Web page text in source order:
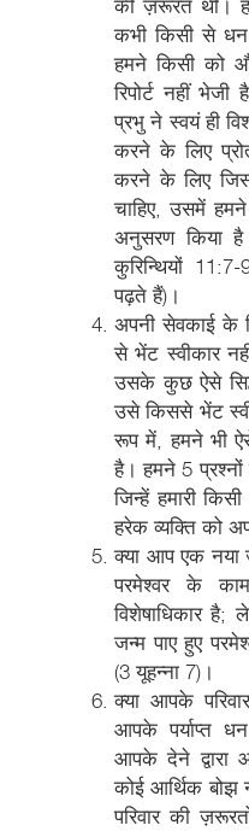
की ज़रूरत थी।
कभी किसी से धन
हमने किसी को
रिपोर्ट नहीं
प्रभु ने स्वयं ही
करने के लिए
करने के लिए
चाहिए, उसमें
अनुसरण किया
कुरिन्थियों
पढ़ते हैं)।
अपनी सेवकाई के
से भेंट स्वीकार
उसके कुछ ऐसे
उसे किससे भेंट
रूप में, हमने भी
है। हमने 5 प्रश्नों
जिन्हें हमारी
हरेक व्यक्ति को
क्या आप एक नया
परमेश्वर के
विशेषाधिकार है;
जन्म पाए हुए
(3 यूहन्ना 7)।
क्या आपके
आपके पर्याप्त
आपके देने द्वारा
कोई आर्थिक
परिवार की